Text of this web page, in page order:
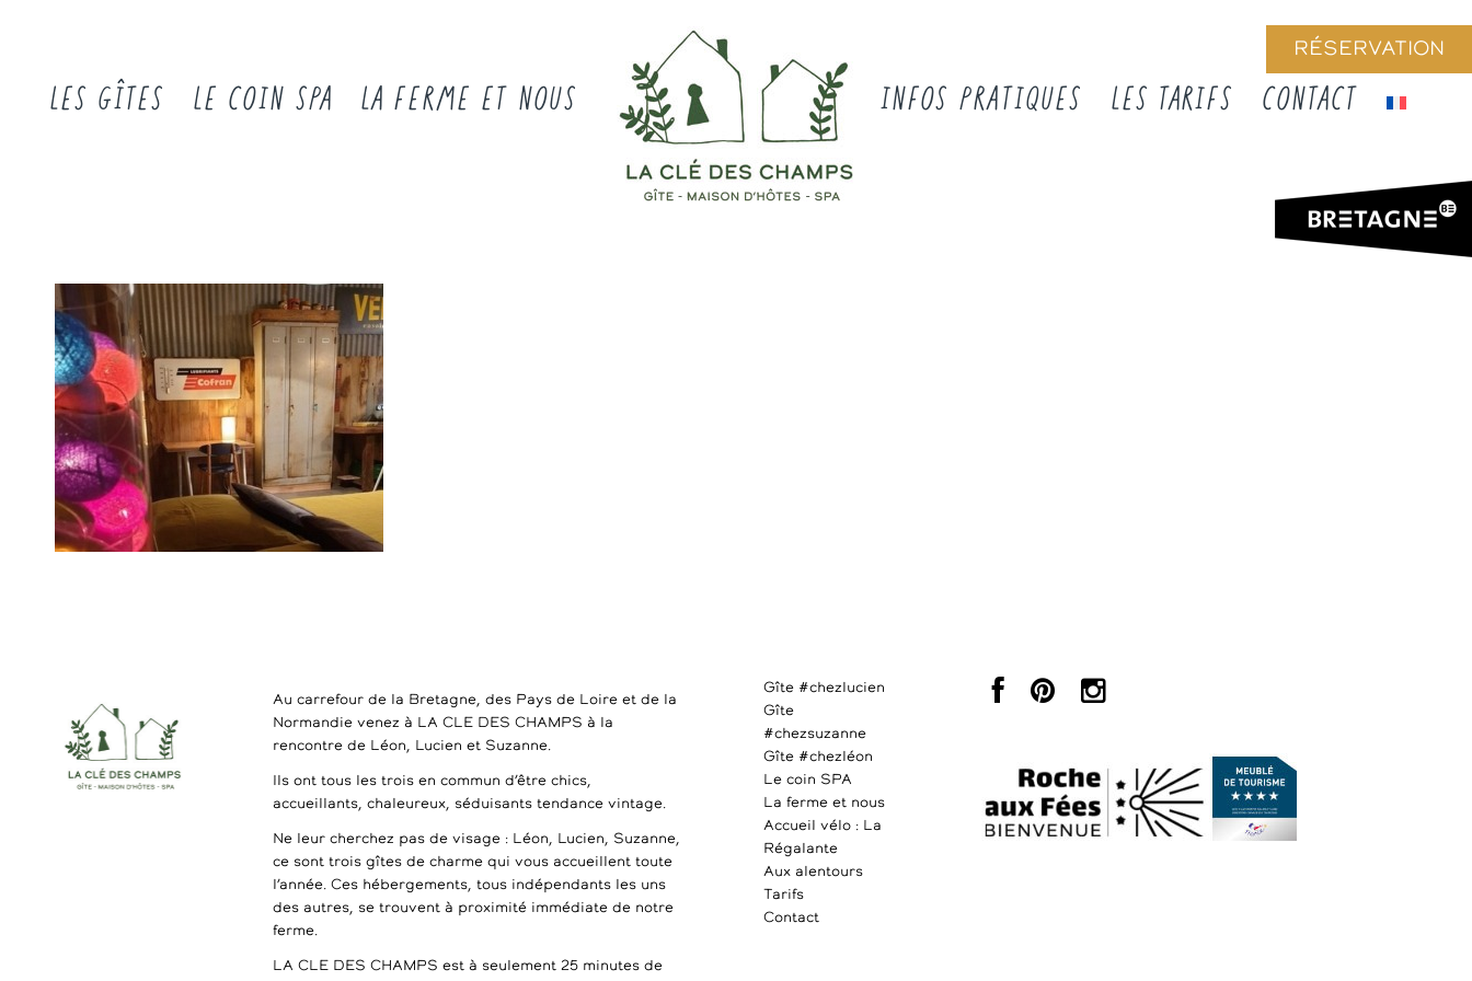
RÉSERVATION
LES GÎTES LE COIN SPA LA FERME ET NOUS INFOS PRATIQUES LES TARIFS CONTACT
Au carrefour de la Bretagne, des Pays de Loire et de la
Normandie venez à LA CLE DES CHAMPS à la
rencontre de Léon, Lucien et Suzanne.
Ils ont tous les trois en commun d’être chics,
accueillants, chaleureux, séduisants tendance vintage.
Ne leur cherchez pas de visage : Léon, Lucien, Suzanne,
ce sont trois gîtes de charme qui vous accueillent toute
l’année. Ces hébergements, tous indépendants les uns
des autres, se trouvent à proximité immédiate de notre
ferme.
LA CLE DES CHAMPS est à seulement 25 minutes de
Gîte #chezlucien
Gîte
#chezsuzanne
Gîte #chezléon
Le coin SPA
La ferme et nous
Accueil vélo : La
Régalante
Aux alentours
Tarifs
Contact